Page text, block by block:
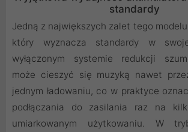
standardy
Jedną z największych zalet tego
który wyznacza standardy w
wyłączonym systemie redukcji
może cieszyć się muzyką nawet
jednym ładowaniu, co w praktyce
podłączania do zasilania raz na
umiarkowanym użytkowaniu. W